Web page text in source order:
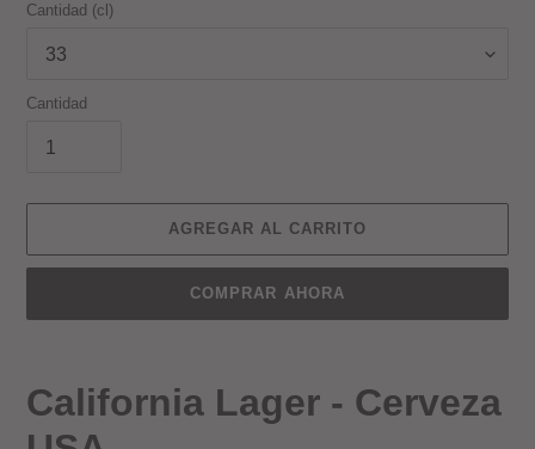
Cantidad (cl)
Cantidad
AGREGAR AL CARRITO
COMPRAR AHORA
producto
a
California Lager - Cerveza